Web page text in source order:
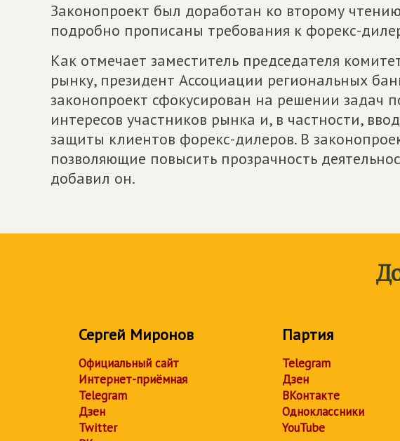
Законопроект был доработан ко второму
подробно прописаны требования к форекс-
Как отмечает заместитель председателя
рынку, президент Ассоциации региональных
законопроект сфокусирован на решении задач
интересов участников рынка и, в частности,
защиты клиентов форекс-дилеров. В
позволяющие повысить прозрачность
добавил он.
Сергей Миронов
Официальный сайт
Интернет-приёмная
Telegram
Дзен
Twitter
Партия
Telegram
Дзен
ВКонтакте
Одноклассники
YouTube